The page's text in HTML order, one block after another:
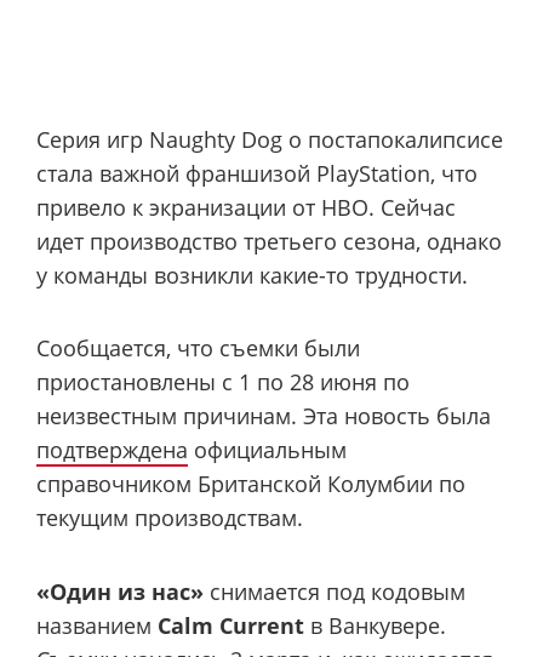
Серия игр Naughty Dog о постапокалипсисе
стала важной франшизой PlayStation, что
привело к экранизации от HBO. Сейчас
идет производство третьего сезона, однако
у команды возникли какие-то трудности.
Сообщается, что съемки были
приостановлены с 1 по 28 июня по
неизвестным причинам. Эта новость была
подтверждена официальным
справочником Британской Колумбии по
текущим производствам.
«Один из нас» снимается под кодовым
названием Calm Current в Ванкувере.